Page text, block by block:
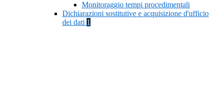
Monitoraggio tempi procedimentali
Dichiarazioni sostitutive e acquisizione d'ufficio
dei dati 1